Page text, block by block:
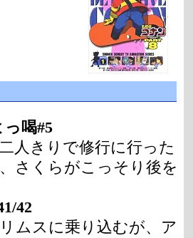
喝#5
人きりで修行に行った
さくらがこっそり後を
42
ムスに乗り込むが、ア